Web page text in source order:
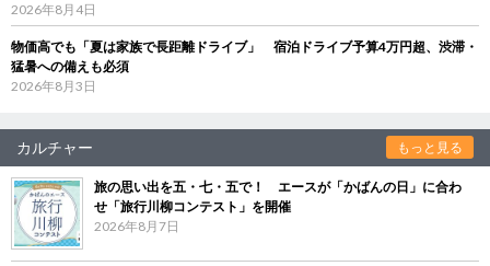
2026年8月4日
物価高でも「夏は家族で長距離ドライブ」 宿泊ドライブ予算4万円超、渋滞・
猛暑への備えも必須
2026年8月3日
カルチャー もっと見る
旅の思い出を五・七・五で！ エースが「かばんの日」に合わ
せ「旅行川柳コンテスト」を開催
2026年8月7日